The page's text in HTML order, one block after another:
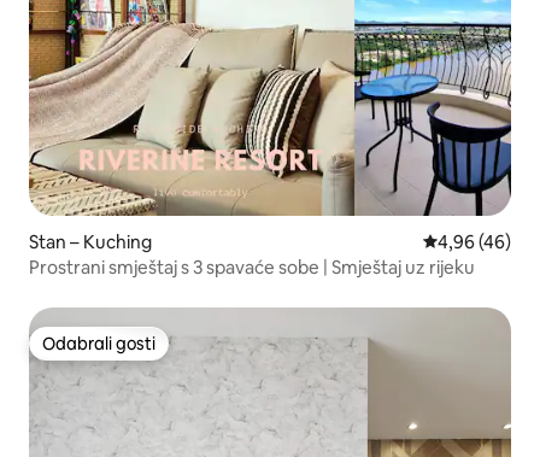
Stan – Kuching Prosječna
4,96 (46)
Prostrani smještaj s 3 spavaće sobe | Smještaj uz rijeku
Odabrali gosti
Odabrali gosti